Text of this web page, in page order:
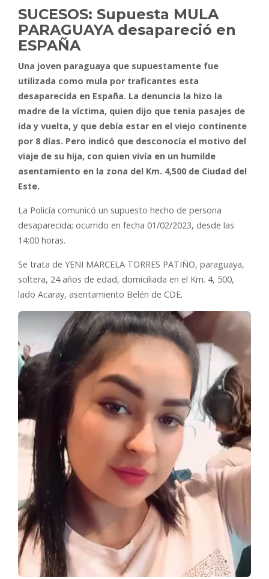
SUCESOS: Supuesta MULA
PARAGUAYA desapareció en
ESPAÑA
Una joven paraguaya que supuestamente fue
utilizada como mula por traficantes esta
desaparecida en España. La denuncia la hizo la
madre de la víctima, quien dijo que tenia pasajes de
ida y vuelta, y que debía estar en el viejo continente
por 8 días. Pero indicó que desconocía el motivo del
viaje de su hija, con quien vivía en un humilde
asentamiento en la zona del Km. 4,500 de Ciudad del
Este.
La Policía comunicó un supuesto hecho de persona
desaparecida; ocurrido en fecha 01/02/2023, desde las
14:00 horas.
Se trata de YENI MARCELA TORRES PATIÑO, paraguaya,
soltera, 24 años de edad, domiciliada en el Km. 4, 500,
lado Acaray, asentamiento Belén de CDE.